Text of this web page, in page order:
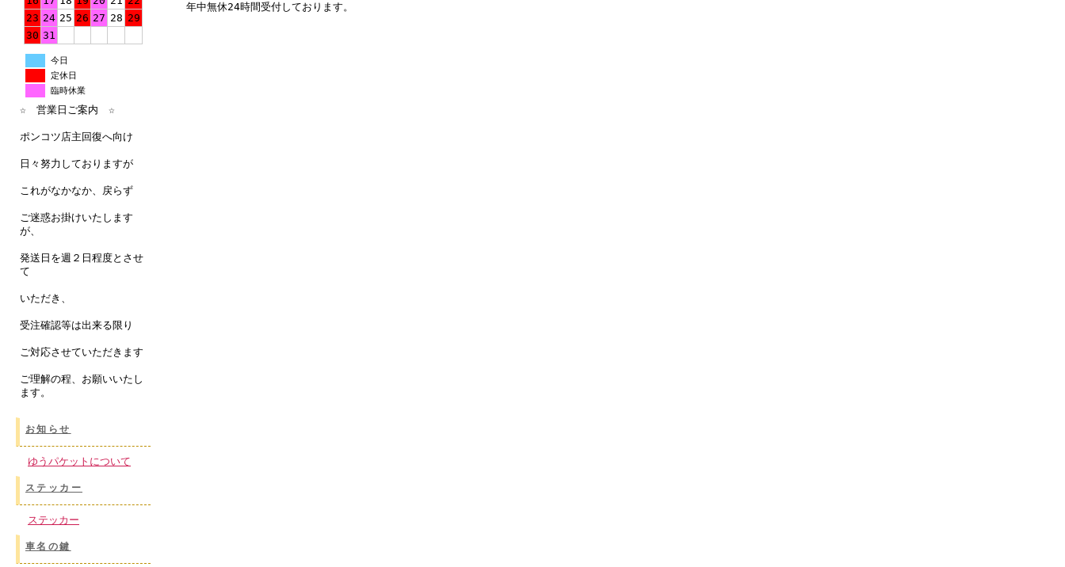
23 24 25 26 27 28 29
30 31
今日
定休日
臨時休業
☆ 営業日ご案内 ☆
ポンコツ店主回復へ向け
日々努力しておりますが
これがなかなか、戻らず
ご迷惑お掛けいたします
が、
発送日を週２日程度とさせ
て
いただき、
受注確認等は出来る限り
ご対応させていただきます
ご理解の程、お願いいたし
ます。
お知らせ
ゆうパケットについて
ステッカー
ステッカー
車名の鍵
年中無休24時間受付しております。